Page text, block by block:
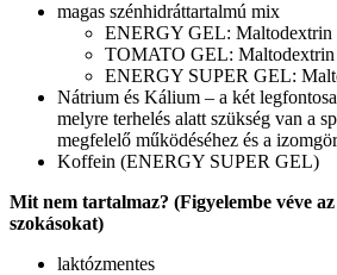
magas szénhidráttartalmú mix
ENERGY GEL: Maltodextrin
TOMATO GEL: Maltodextrin
ENERGY SUPER GEL:
Nátrium és Kálium – a két
melyre terhelés alatt szükség van a
megfelelő működéséhez és a
Koffein (ENERGY SUPER GEL)
Mit nem tartalmaz? (Figyelembe véve az
szokásokat)
laktózmentes